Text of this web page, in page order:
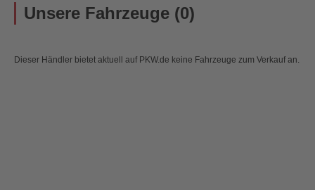
Unsere Fahrzeuge (0)
Dieser Händler bietet aktuell auf PKW.de keine Fahrzeuge zum Verkauf an.